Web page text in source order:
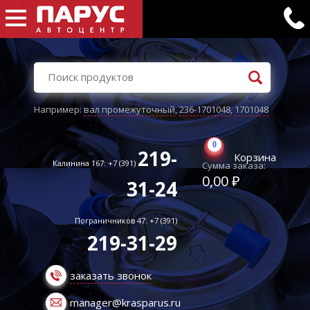
Например:вал промежуточный,236-1701048,1701048
Калинина 167: +7 (391) 219-
31-24
Пограничников 47: +7 (391)
219-31-29
заказать звонок
manager@krasparus.ru
0
Корзина
Сумма заказа:
0,00 ₽